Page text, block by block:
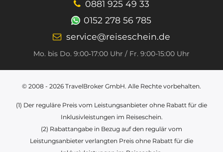
0881 925 49 33
0152 278 56 785
service@reiseschein.de
Mo. bis Do. 9:00‑17:00 Uhr / Fr. 9:00-15:00 Uhr
© 2008 - 2026 TravelBroker GmbH. Alle Rechte vorbehalten.
(1) Der reguläre Preis vom Leistungsanbieter ohne Rabatt für die
Inklusivleistungen im Reiseschein.
(2) Rabattangabe in Bezug auf den regulär vom
Leistungsanbieter verlangten Preis ohne Rabatt für die